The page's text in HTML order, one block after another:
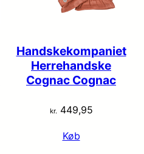
Handskekompaniet
Herrehandske
Cognac Cognac
kr. 449,95
Køb